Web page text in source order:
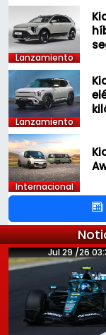
Lanzamiento
Lanzamiento
Internacional
Jul 29 /26